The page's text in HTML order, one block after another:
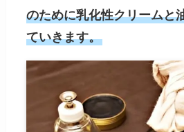
のために乳化性クリームと
ていきます。